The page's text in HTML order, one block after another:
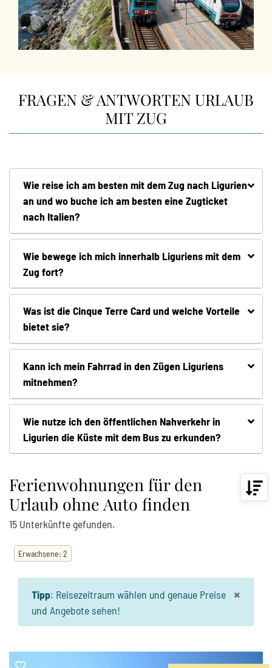
FRAGEN & ANTWORTEN URLAUB
MIT ZUG
Wie reise ich am besten mit dem Zug nach Ligurien
an und wo buche ich am besten eine Zugticket
nach Italien?
Wie bewege ich mich innerhalb Liguriens mit dem
Zug fort?
Was ist die Cinque Terre Card und welche Vorteile
bietet sie?
Kann ich mein Fahrrad in den Zügen Liguriens
mitnehmen?
Wie nutze ich den öffentlichen Nahverkehr in
Ligurien die Küste mit dem Bus zu erkunden?
Ferienwohnungen für den
Urlaub ohne Auto finden
15 Unterkünfte gefunden.
Erwachsene: 2
×
Tipp: Reisezeitraum wählen und genaue Preise
und Angebote sehen!